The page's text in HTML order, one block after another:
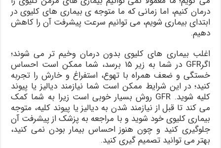
درمان کنیم، اما زمانی که ما متوجه ی بیماری های کلیوی در
ابتدای بیماری شویم، می توانیم سرعت پیشرفت آن را کاهش
دهیم.
اغلب بیماری های کلیوی بدون درمان وخیم تر می شوند؛
اگرGFR در شما به زیر ۱۵ برسد، شما ممکن است احساس
خستگی و ضعف همراه با تهوع، استفراغ و خارش را تجربه
کنید؛ در این شرایط ممکن است شما نیازمند دیالیز یا پیوند
کلیه شوید. GFR روش بسیار خوبی است زیرا به شما کمک
می کند تا قبل از نیازمند شدن به دیالیز یا پیوند کلیه، متوجه
بیماری کلیوی خود شوید و با مراجعه به پزشک از پیشرفت آن
جلوگیری کنید و چون هنوز احساس بیمار بودن نمی کنید،
بهتر می توانید تصمیم گیری کنید.